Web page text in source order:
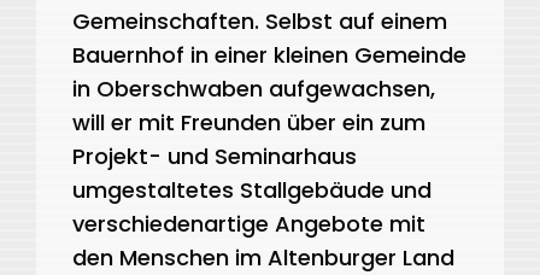
Gemeinschaften. Selbst auf einem
Bauernhof in einer kleinen Gemeinde
in Oberschwaben aufgewachsen,
will er mit Freunden über ein zum
Projekt- und Seminarhaus
umgestaltetes Stallgebäude und
verschiedenartige Angebote mit
den Menschen im Altenburger Land